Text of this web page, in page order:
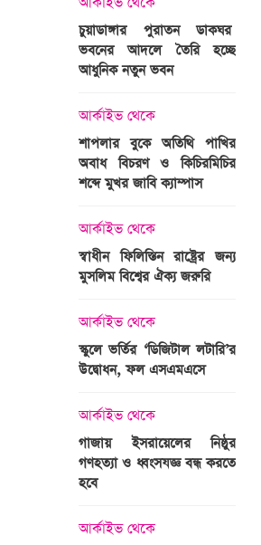
চুয়াডাঙ্গার পুরাতন ডাকঘর
ভবনের আদলে তৈরি হচ্ছে
আধুনিক নতুন ভবন
আর্কাইভ থেকে
শাপলার বুকে অতিথি পাখির
অবাধ বিচরণ ও কিচিরমিচির
শব্দে মুখর জাবি ক্যাম্পাস
আর্কাইভ থেকে
স্বাধীন ফিলিস্তিন রাষ্ট্রের জন্য
মুসলিম বিশ্বের ঐক্য জরুরি
আর্কাইভ থেকে
স্কুলে ভর্তির ‘ডিজিটাল লটারি’র
উদ্বোধন, ফল এসএমএসে
আর্কাইভ থেকে
গাজায় ইসরায়েলের নিষ্ঠুর
গণহত্যা ও ধ্বংসযজ্ঞ বন্ধ করতে
হবে
আর্কাইভ থেকে